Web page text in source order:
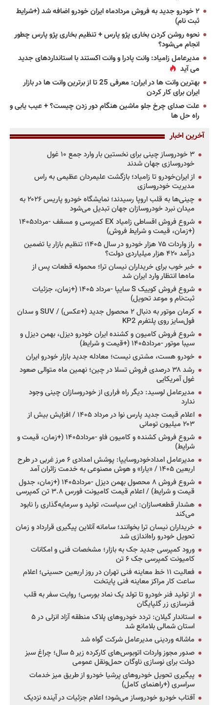
۲ خودرو جدید به فروش مردادماه ایران خودرو اضافه شد (+شرایط
ثبت نام)
نحوه روشن کردن بخاری پژو پارس + تنظیم بخاری پژو پارس چطور
انجام می‌شود؟
مدیرعامل زامیاد: وانت پادرا و وانت اکستند با استانداردهای جدید
می آید
بهترین وانت ها در ایران: معرفی 25 تا از برترین وانت ها در بازار
ایران برای کار کردن
علت صدای چرخ جلو ماشین هنگام دور زدن چیست؟ + عیب یابی و
راه حل ها
آخرین اخبار
۳ خودروساز چینی برای نخستین بار وارد جمع ۱۰ غول
خودروسازی جهان شدند
از ایران‌خودرو تا زامیاد؛ بازگشت علیمردان عظیمی به راس
مدیریت خودروسازی
چینی‌ها به قلب اروپا رسیدند؛ نمایشگاه خودرو پاریس ۲۰۲۶ به
میدان نبرد خودروسازان جهان تبدیل می‌شود
شروع فروش اقساطی زامیاد EX کمپرسی و مسقف -مرداد۱۴۰۵
(+زمان، قیمت و شرایط فروش)
راز واردات ۷۵ هزار خودرو در سال ۱۴۰۵؛ تنظیم بازار یا تضمین
درآمد ۴۲۰ هزار میلیاردی دولت؟
خبر خوب برای خریداران نیسان ترا؛ محموله قطعات پس از
ماه‌ها انتظار وارد ایران شد
شروع فروش کوییک S سایپا -مرداد ۱۴۰۵ (+زمان، جزئیات
ثبت‌نام و موعد تحویل)
کرمان موتور به دنبال ۲ محصول جدید (+عکس) / SUV و سدان
فول‌سایز روی پلتفرم KP2
شروع فروش کامیون و کشنده ایران خودرو دیزل، بهمن دیزل و
سیبا موتور -مرداد۱۴۰۵ (+قیمت و شرایط)
خودرو هست، مشتری نیست؛ معادله جدید بازار خودرو ایران
رشد ۳۸ درصدی فروش تسلا در چین؛ نهمین ماه متوالی صعود
غول آمریکایی
مدیرعامل لوسید: دیگر راه فراری از خودروسازان چینی وجود
ندارد
اعلام قیمت جدید پارس نوا در مرداد ۱۴۰۵ / افزایش بیش از
۲۰۳ میلیون تومانی
شروع فروش کشنده و کامیون فاو -مرداد۱۴۰۵ (+زمان، قیمت و
شرایط)
مدیرعامل امدادخودروسایپا: پوشش امدادی ۶ مرز غربی در طرح
اربعین ۱۴۰۵ / «یارا» و هوش مصنوعی به خدمت زائران آمد
شروع فروش ۸ محصول بهمن دیزل -مرداد۱۴۰۵ (+زمان، جدول
قیمت و شرایط) / اعلام قیمت کامیونت فورس ۳.۸ تن کمپرسی
هشدار قطعه‌سازان: این سیاست، تولید و سرمایه‌گذاری را نابود
می‌کند
خریداران نیسان ترا بخوانند؛ سامانه آنلاین پیگیری قرارداد و زمان
تحویل خودرو راه‌اندازی شد
ورود کمپرسی جدید جک به بازار؛ مشخصات فنی و امکانات
کامیونت کمپرسی جک ۶ تن
فعالیت ۱۱ خط معاینه فنی تهران در روز اربعین حسینی؛ اعلام
ساعت کار مراکز معاینه فنی پایتخت
از تولید فنر خودرو تا تولد یک نماد بورسی؛ روایت سفر به قلب
فنرسازی زر گلپایگان
استاندار گیلان: تردد خودروهای پلاک منطقه آزاد انزلی در ۵
استان شمالی بلامانع شد
ماشاله وردینی مدیرعامل شرکت گواه شد
صدور مجوز واردات اتوبوس‌های کارکرده زیر ۵ سال؛ چراغ سبز
دولت برای نوسازی ناوگان حمل‌ونقل عمومی
پیگیری تحویل خودروهای پرشیا خودرو از طریق میز خدمات
سراسری (+راهنمای کامل)
آفتاب خودرو خودروساز می‌شود؛ اعلام جزئیات در آینده نزدیک